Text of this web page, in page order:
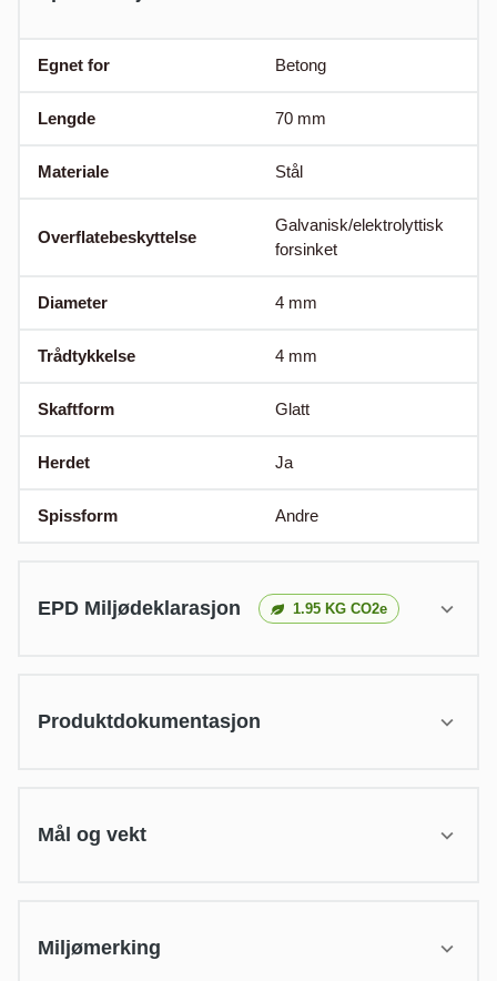
Egnet for Betong
Lengde 70 mm
Materiale Stål
Overflatebeskyttelse
Galvanisk/elektrolyttisk
forsinket
Diameter 4 mm
Trådtykkelse 4 mm
Skaftform Glatt
Herdet Ja
Spissform Andre
EPD Miljødeklarasjon 1.95 KG CO2e
Produktdokumentasjon
Mål og vekt
Miljømerking